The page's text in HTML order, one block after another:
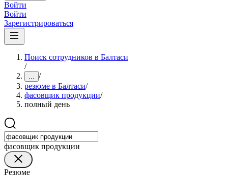
Войти
Войти
Зарегистрироваться
Поиск сотрудников в Балтаси
/
... /
резюме в Балтаси/
фасовщик продукции/
полный день
фасовщик продукции
Резюме